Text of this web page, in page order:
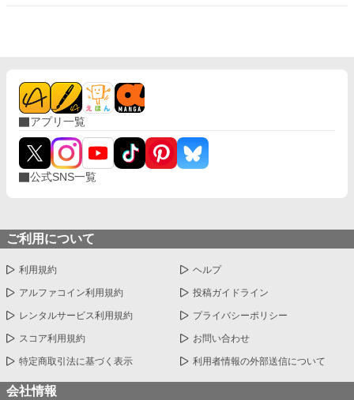
アプリ一覧
公式SNS一覧
ご利用について
利用規約 ヘルプ
アルファコイン利用規約 投稿ガイドライン
レンタルサービス利用規約 プライバシーポリシー
スコア利用規約 お問い合わせ
特定商取引法に基づく表示 利用者情報の外部送信について
会社情報